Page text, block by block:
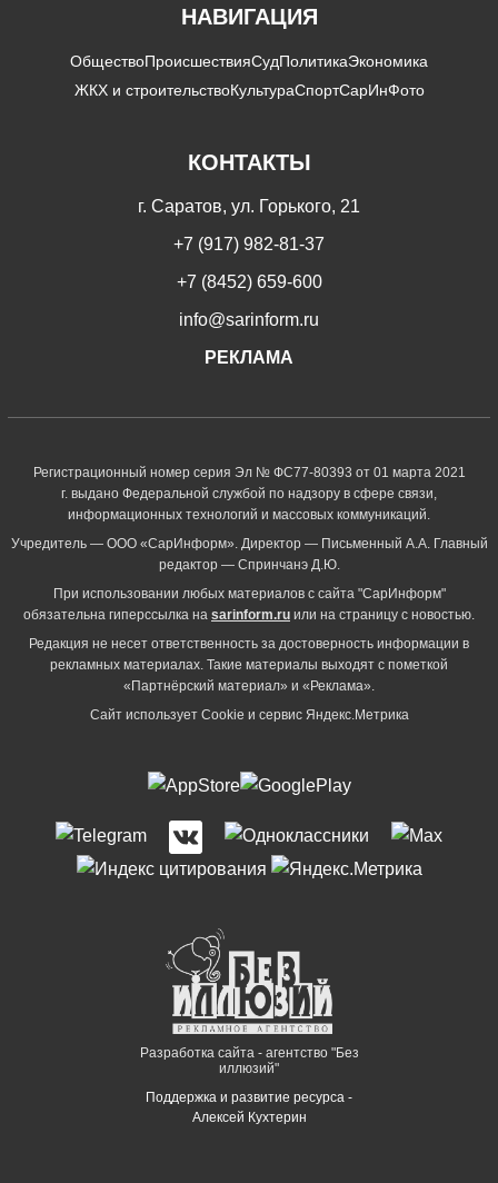
НАВИГАЦИЯ
ОбществоПроисшествияСудПолитикаЭкономика
ЖКХ и строительствоКультураСпортСарИнФото
КОНТАКТЫ
г. Саратов, ул. Горького, 21
+7 (917) 982-81-37
+7 (8452) 659-600
info@sarinform.ru
РЕКЛАМА
Регистрационный номер серия Эл № ФС77-80393 от 01 марта 2021
г. выдано Федеральной службой по надзору в сфере связи,
информационных технологий и массовых коммуникаций.
Учредитель — ООО «СарИнформ». Директор — Письменный А.А. Главный
редактор — Спринчанэ Д.Ю.
При использовании любых материалов с сайта "СарИнформ"
обязательна гиперссылка на sarinform.ru или на страницу с новостью.
Редакция не несет ответственность за достоверность информации в
рекламных материалах. Такие материалы выходят с пометкой
«Партнёрский материал» и «Реклама».
Сайт использует Cookie и сервиc Яндекс.Метрика
Разработка сайта - агентство "Без
иллюзий"
Поддержка и развитие ресурса -
Алексей Кухтерин